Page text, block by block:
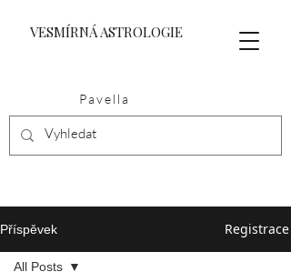
VESMÍRNÁ ASTROLOGIE
Pavella
Příspěvek Registrace
All Posts